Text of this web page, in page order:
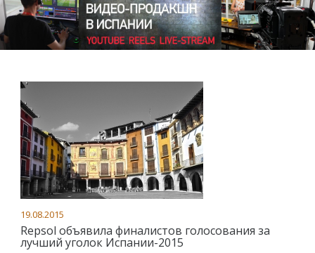
19.08.2015
Repsol объявила финалистов голосования за
лучший уголок Испании-2015